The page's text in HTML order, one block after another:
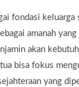
fondasi
amanah
akan
bisa fokus
yang